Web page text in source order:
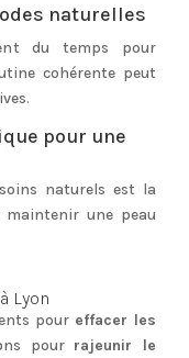
naturelles
du temps pour
cohérente peut
pour une
naturels est la
une peau
Lyon
pour effacer les
pour rajeunir le